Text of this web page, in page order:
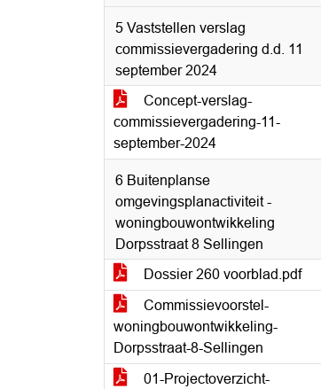
5 Vaststellen verslag
commissievergadering d.d. 11
september 2024
Concept-verslag-
commissievergadering-11-
september-2024
6 Buitenplanse
omgevingsplanactiviteit -
woningbouwontwikkeling
Dorpsstraat 8 Sellingen
Dossier 260 voorblad.pdf
Commissievoorstel-
woningbouwontwikkeling-
Dorpsstraat-8-Sellingen
01-Projectoverzicht-